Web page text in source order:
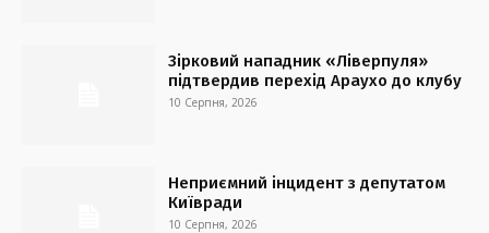
Зірковий нападник «Ліверпуля»
підтвердив перехід Араухо до клубу
10 Серпня, 2026
Неприємний інцидент з депутатом
Київради
10 Серпня, 2026